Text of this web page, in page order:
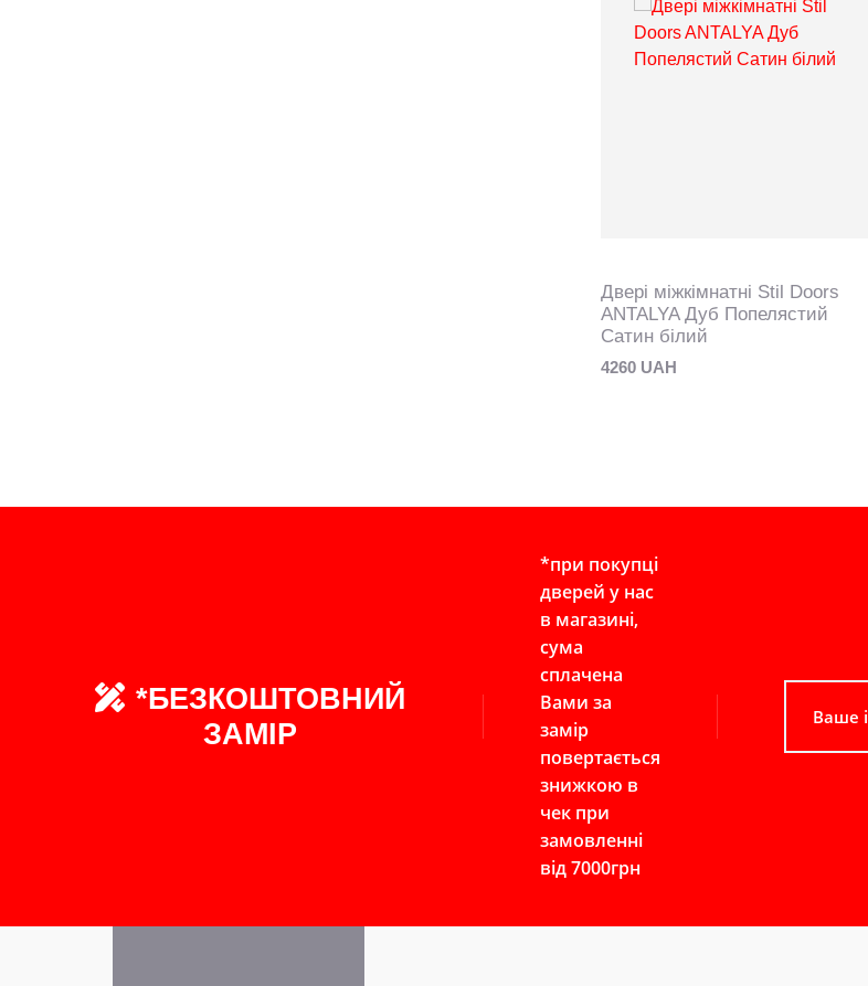
Двері міжкімнатні Stil Doors
ANTALYA Дуб Попелястий
Сатин білий
4260 UAH
*БЕЗКОШТОВНИЙ
ЗАМІР
*при покупці
дверей у нас
в магазині,
сума
сплачена
Вами за
замір
повертається
знижкою в
чек при
замовленні
від 7000грн